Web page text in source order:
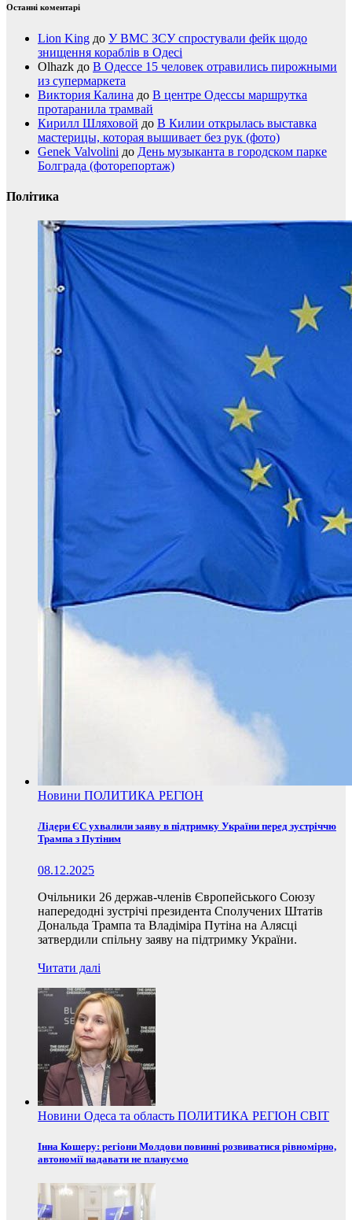
Останні коментарі
Lion King до У ВМС ЗСУ спростували фейк щодо
знищення кораблів в Одесі
Olhazk до В Одессе 15 человек отравились пирожными
из супермаркета
Виктория Калина до В центре Одессы маршрутка
протаранила трамвай
Кирилл Шляховой до В Килии открылась выставка
мастерицы, которая вышивает без рук (фото)
Genek Valvolini до День музыканта в городском парке
Болграда (фоторепортаж)
Політика
Новини ПОЛИТИКА РЕГІОН
Лідери ЄС ухвалили заяву в підтримку України перед зустріччю
Трампа з Путіним
08.12.2025
Очільники 26 держав-членів Європейського Союзу
напередодні зустрічі президента Сполучених Штатів
Дональда Трампа та Владіміра Путіна на Алясці
затвердили спільну заяву на підтримку України.
Читати далі
Новини Одеса та область ПОЛИТИКА РЕГІОН СВІТ
Інна Кошеру: регіони Молдови повинні розвиватися рівномірно,
автономії надавати не плануємо